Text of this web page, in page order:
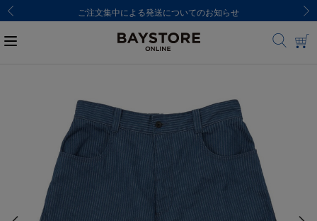
ご注文集中による発送についてのお知らせ